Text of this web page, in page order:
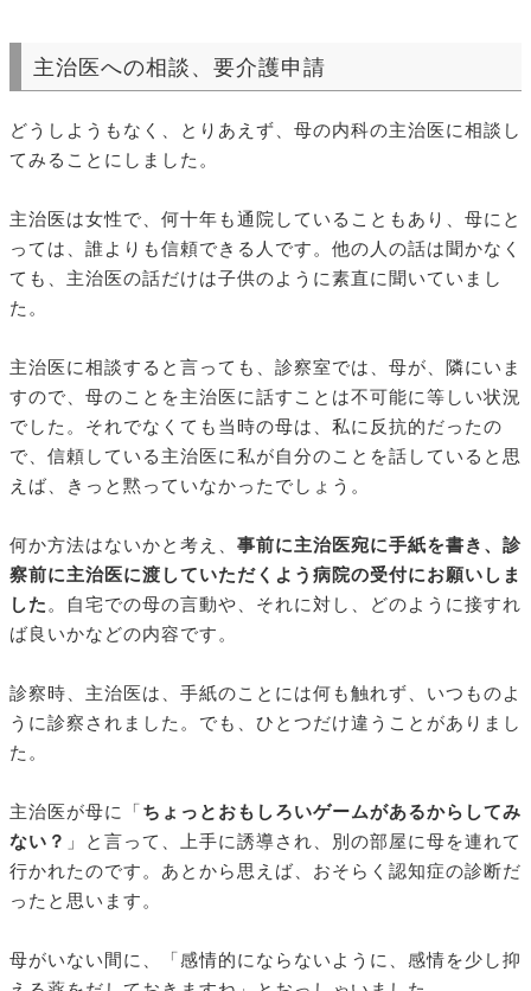
主治医への相談、要介護申請
どうしようもなく、とりあえず、母の内科の主治医に相談し
てみることにしました。
主治医は女性で、何十年も通院していることもあり、母にと
っては、誰よりも信頼できる人です。他の人の話は聞かなく
ても、主治医の話だけは子供のように素直に聞いていまし
た。
主治医に相談すると言っても、診察室では、母が、隣にいま
すので、母のことを主治医に話すことは不可能に等しい状況
でした。それでなくても当時の母は、私に反抗的だったの
で、信頼している主治医に私が自分のことを話していると思
えば、きっと黙っていなかったでしょう。
何か方法はないかと考え、 事前に主治医宛に手紙を書き、診
察前に主治医に渡していただくよう病院の受付にお願いしま
した。自宅での母の言動や、それに対し、どのように接すれ
ば良いかなどの内容です。
診察時、主治医は、手紙のことには何も触れず、いつものよ
うに診察されました。でも、ひとつだけ違うことがありまし
た。
主治医が母に「 ちょっとおもしろいゲームがあるからしてみ
ない？ 」と言って、上手に誘導され、別の部屋に母を連れて
行かれたのです。あとから思えば、おそらく認知症の診断だ
ったと思います。
母がいない間に、「感情的にならないように、感情を少し抑